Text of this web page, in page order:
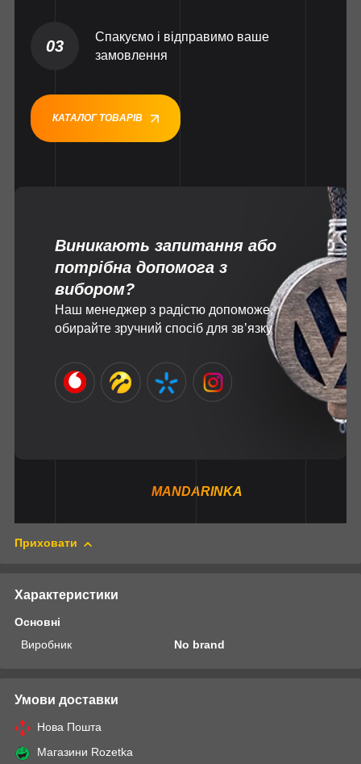
03
Спакуємо і відправимо ваше
замовлення
КАТАЛОГ ТОВАРІВ
Виникають запитання або
потрібна допомога з
вибором?
Наш менеджер з радістю допоможе,
обирайте зручний спосіб для зв’язку
MANDARINKA
Приховати
Характеристики
Основні
Виробник
No brand
Умови доставки
Нова Пошта
Магазини Rozetka